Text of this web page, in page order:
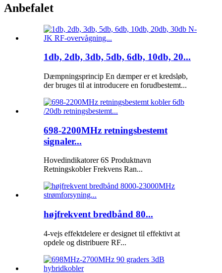
Anbefalet
1db, 2db, 3db, 5db, 6db, 10db, 20...
Dæmpningsprincip En dæmper er et kredsløb,
der bruges til at introducere en forudbestemt...
698-2200MHz retningsbestemt
signaler...
Hovedindikatorer 6S Produktnavn
Retningskobler Frekvens Ran...
højfrekvent bredbånd 80...
4-vejs effektdelere er designet til effektivt at
opdele og distribuere RF...